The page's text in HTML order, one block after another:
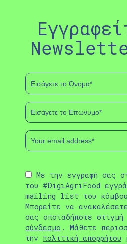
Με την εγγραφή σας
του #DigiAgriFood
mailing list του
Μπορείτε να
σας οποιαδήποτε
σύνδεσμο . Μάθετε
την πολιτική απορρήτου